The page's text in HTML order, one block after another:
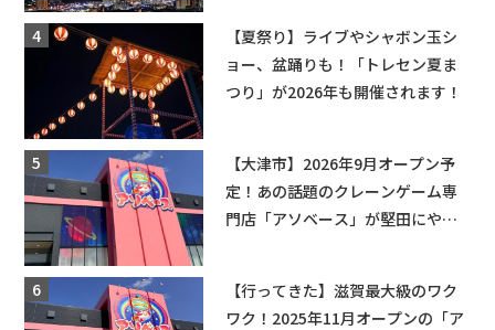
【夏祭り】ライブやシャボン玉シ
ョー、盆踊りも！「トレセン夏ま
つり」が2026年も開催されます！
【大津市】2026年9月オープン予
定！あの話題のクレーンゲーム専
門店「アソベース」が堅田にやっ
【行ってきた】滋賀最大級のワク
ワク！2025年11月オープンの「ア